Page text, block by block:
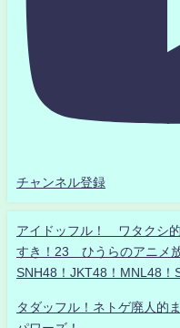
チャンネル登録
アイドッフル！ ワタクシ
すき！23 ひうらのアニメ
SNH48！JKT48！MNL48！
タダッフル！ネトゲ廃人的